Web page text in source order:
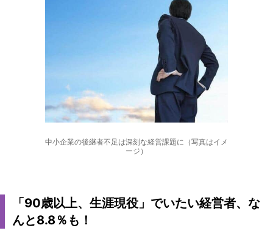
中小企業の後継者不足は深刻な経営課題に（写真はイメ
ージ）
「90歳以上、生涯現役」でいたい経営者、な
んと8.8％も！